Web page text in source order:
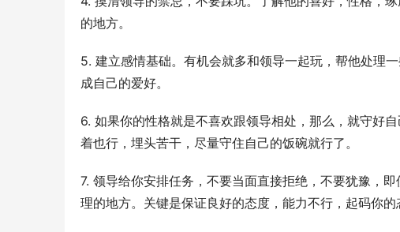
的地方。
5. 建立感情基础。有机会就多和领导一起玩，帮他处理
成自己的爱好。
6. 如果你的性格就是不喜欢跟领导相处，那么，就守好
着也行，埋头苦干，尽量守住自己的饭碗就行了。
7. 领导给你安排任务，不要当面直接拒绝，不要犹豫，
理的地方。关键是保证良好的态度，能力不行，起码你的